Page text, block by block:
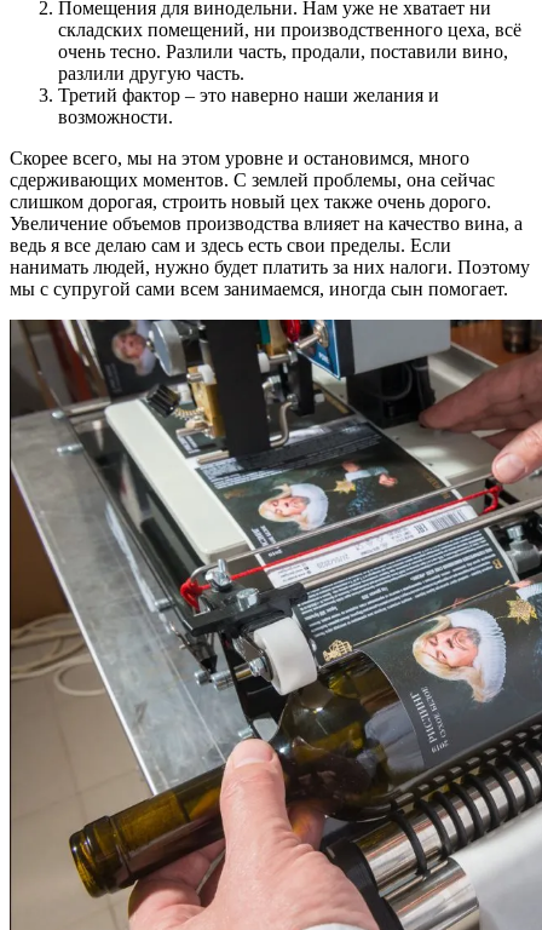
Помещения для винодельни. Нам уже не хватает ни
складских помещений, ни производственного цеха, всё
очень тесно. Разлили часть, продали, поставили вино,
разлили другую часть.
Третий фактор – это наверно наши желания и
возможности.
Скорее всего, мы на этом уровне и остановимся, много
сдерживающих моментов. С землей проблемы, она сейчас
слишком дорогая, строить новый цех также очень дорого.
Увеличение объемов производства влияет на качество вина, а
ведь я все делаю сам и здесь есть свои пределы. Если
нанимать людей, нужно будет платить за них налоги. Поэтому
мы с супругой сами всем занимаемся, иногда сын помогает.